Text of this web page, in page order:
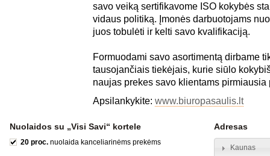
savo veiką sertifikavome ISO kokybės
vidaus politiką. Įmonės darbuotojams
juos tobulėti ir kelti savo kvalifikaciją.
Formuodami savo asortimentą dirbame
tausojančiais tiekėjais, kurie siūlo
naujas prekes savo klientams
Apsilankykite: www.biuropasaulis.lt
Nuolaidos su „Visi Savi“ kortele
20 proc. nuolaida kanceliarinėms prekėms
Adresas
Kaunas